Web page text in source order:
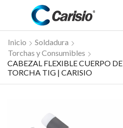
Inicio
Soldadura
Torchas y Consumibles
CABEZAL FLEXIBLE CUERPO DE
TORCHA TIG | CARISIO